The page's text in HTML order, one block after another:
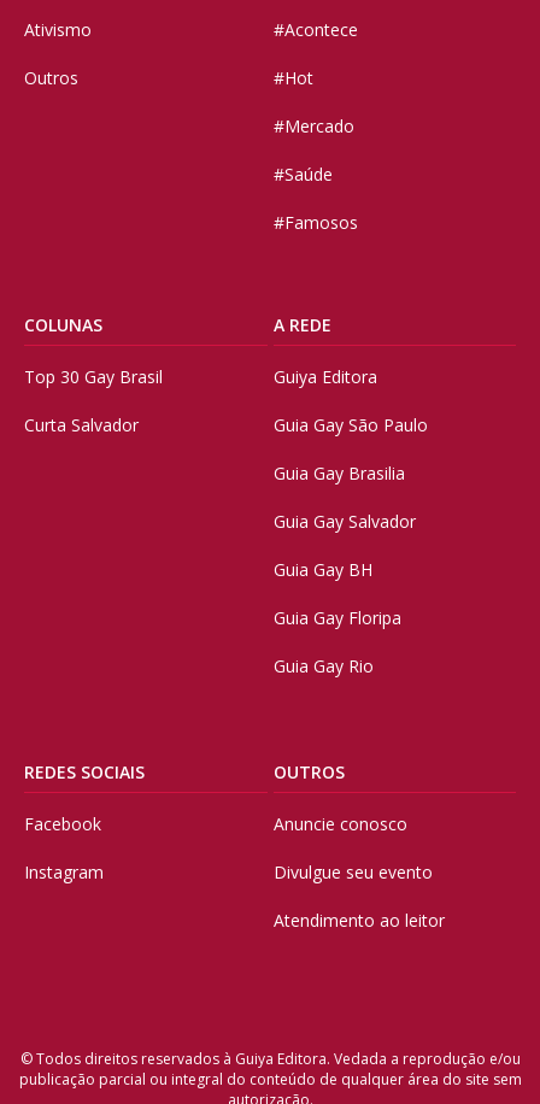
Ativismo
Outros
#Acontece
#Hot
#Mercado
#Saúde
#Famosos
COLUNAS
Top 30 Gay Brasil
Curta Salvador
A REDE
Guiya Editora
Guia Gay São Paulo
Guia Gay Brasilia
Guia Gay Salvador
Guia Gay BH
Guia Gay Floripa
Guia Gay Rio
REDES SOCIAIS
Facebook
Instagram
OUTROS
Anuncie conosco
Divulgue seu evento
Atendimento ao leitor
© Todos direitos reservados à Guiya Editora. Vedada a reprodução e/ou
publicação parcial ou integral do conteúdo de qualquer área do site sem
autorização.